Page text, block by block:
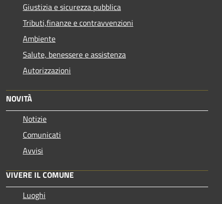
Giustizia e sicurezza pubblica
Tributi,finanze e contravvenzioni
Ambiente
Salute, benessere e assistenza
Autorizzazioni
NOVITÀ
Notizie
Comunicati
Avvisi
VIVERE IL COMUNE
Luoghi